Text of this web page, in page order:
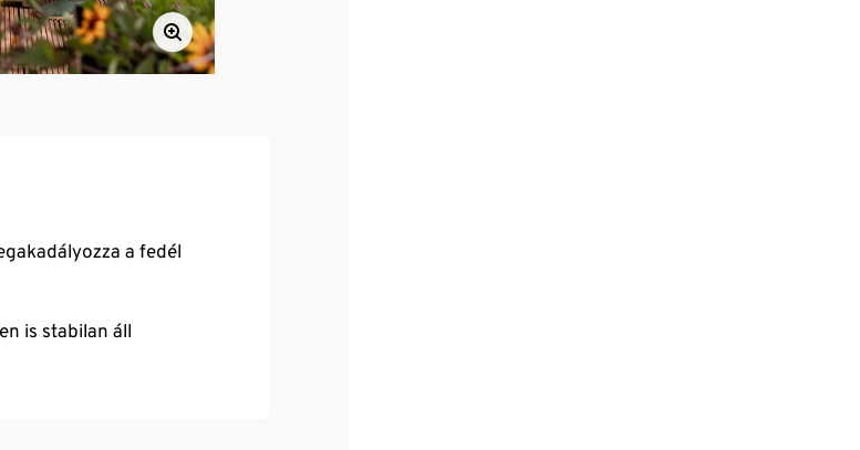
a fedél
is stabilan áll